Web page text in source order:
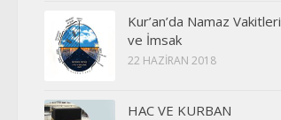
Kur’an’da Namaz Vakitleri
ve İmsak
22 HAZIRAN 2018
HAC VE KURBAN